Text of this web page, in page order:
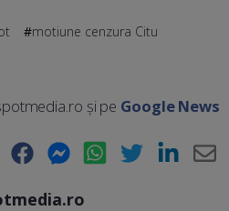
motiune cenzura Citu
și pe Google News
Facebook Messenger WhatsApp Twitter LinkedIn